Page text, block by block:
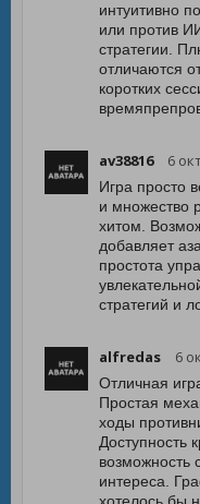
интуитивно
или против
стратегии.
отличаются
коротких
av38816 6
Игра просто
и множество
хитом.
добавляет
простота
стратегий и
alfredas 6
Отличная
Простая
ходы
Доступность
возможность
интереса.